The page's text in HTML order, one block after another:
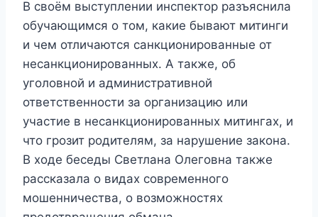
В своём выступлении инспектор разъяснила
обучающимся о том, какие бывают митинги
и чем отличаются санкционированные от
несанкционированных. А также, об
уголовной и административной
ответственности за организацию или
участие в несанкционированных митингах, и
что грозит родителям, за нарушение закона.
В ходе беседы Светлана Олеговна также
рассказала о видах современного
мошенничества, о возможностях